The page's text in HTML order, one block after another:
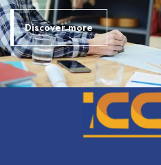
Discover more